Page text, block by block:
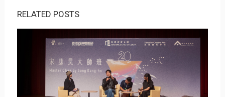
RELATED POSTS